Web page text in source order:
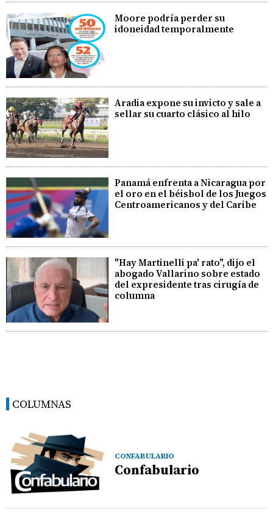
Moore podría perder su
idoneidad temporalmente
Aradia expone su invicto y sale a
sellar su cuarto clásico al hilo
Panamá enfrenta a Nicaragua por
el oro en el béisbol de los Juegos
Centroamericanos y del Caribe
"Hay Martinelli pa' rato", dijo el
abogado Vallarino sobre estado
del expresidente tras cirugía de
columna
COLUMNAS
CONFABULARIO
Confabulario